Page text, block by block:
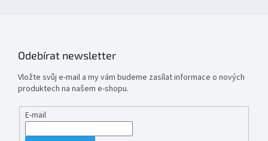
Odebírat newsletter
Vložte svůj e-mail a my vám budeme zasílat informace o nových
produktech na našem e-shopu.
E-mail